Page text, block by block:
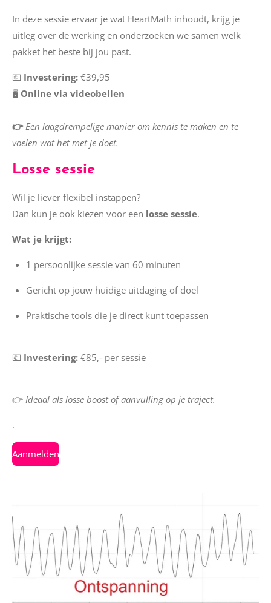
In deze sessie ervaar je wat HeartMath inhoudt, krijg je
uitleg over de werking en onderzoeken we samen welk
pakket het beste bij jou past.
💶 Investering: €39,95
🖥️ Online via videobellen
👉 Een laagdrempelige manier om kennis te maken en te
voelen wat het met je doet.
Losse sessie
Wil je liever flexibel instappen?
Dan kun je ook kiezen voor een losse sessie.
Wat je krijgt:
1 persoonlijke sessie van 60 minuten
Gericht op jouw huidige uitdaging of doel
Praktische tools die je direct kunt toepassen
💶 Investering: €85,- per sessie
👉 Ideaal als losse boost of aanvulling op je traject.
.
Aanmelden